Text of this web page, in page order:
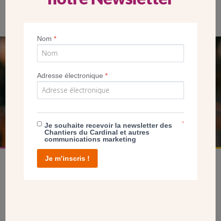
Père Deptula, curé de l’église Notre-Dame du Sacré-Cœur à
SEUL VOTRE DON
NOUS PERMET D’AGIR
FAIRE UN DON
Nom*
Adresse électronique*
Je souhaite recevoir la newsletter des
Chantiers du Cardinal et autres
communications marketing
*
Je m’inscris !